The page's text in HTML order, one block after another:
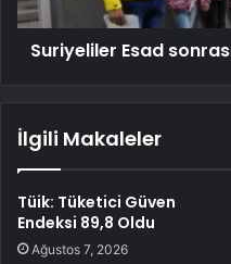
Suriyeliler Esad
İlgili Makaleler
Tüik: Tüketici Güven
Endeksi 89,8 Oldu
Ağustos 7, 2026